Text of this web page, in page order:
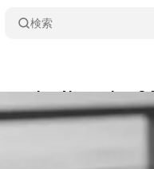
検索
November
•2025/11/24